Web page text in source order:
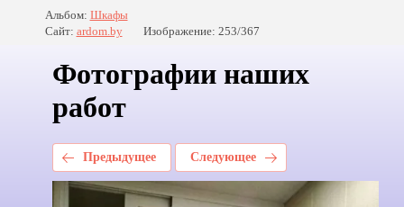
Альбом: Шкафы
Сайт: ardom.by Изображение: 253/367
Фотографии наших
работ
Предыдущее Следующее